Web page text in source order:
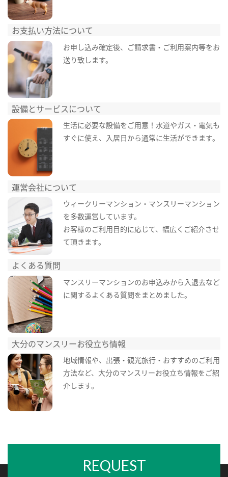
お支払い方法について
お申し込み確定後、ご請求書・ご利用案内等をお
送り致します。
設備とサービスについて
生活に必要な設備をご用意！水道やガス・電気も
すぐに使え、入居日から通常に生活ができます。
運営会社について
ウィークリーマンション・マンスリーマンション
を多数運営しています。
お客様のご利用目的に応じて、幅広くご紹介させ
て頂きます。
よくある質問
マンスリーマンションのお申込みから入退去など
に関するよくある質問をまとめました。
大分のマンスリーお役立ち情報
地域情報や、出張・観光旅行・おすすめのご利用
方法など、大分のマンスリーお役立ち情報をご紹
介します。
REQUEST